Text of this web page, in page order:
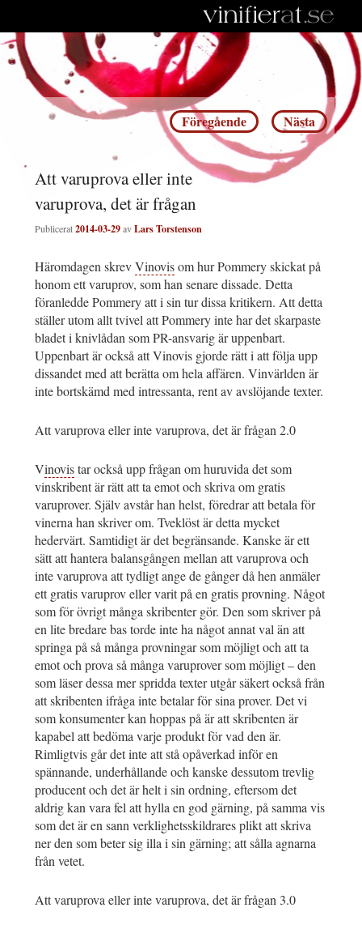
Inläggsnavigering
Föregående Nästa
Att varuprova eller inte
varuprova, det är frågan
Publicerat2014-03-29avLars Torstenson
Häromdagen skrevVinovisom hur Pommery skickat på
honom ett varuprov, som han senare dissade. Detta
föranledde Pommery att i sin tur dissa kritikern. Att detta
ställer utom allt tvivel att Pommery inte har det skarpaste
bladet i knivlådan som PR-ansvarig är uppenbart.
Uppenbart är också att Vinovis gjorde rätt i att följa upp
dissandet med att berätta om hela affären. Vinvärlden är
inte bortskämd med intressanta, rent av avslöjande texter.
Att varuprova eller inte varuprova, det är frågan 2.0
Vinovistar också upp frågan om huruvida det som
vinskribent är rätt att ta emot och skriva om gratis
varuprover. Själv avstår han helst, föredrar att betala för
vinerna han skriver om. Tveklöst är detta mycket
hedervärt. Samtidigt är det begränsande. Kanske är ett
sätt att hantera balansgången mellan att varuprova och
inte varuprova att tydligt ange de gånger då hen anmäler
ett gratis varuprov eller varit på en gratis provning. Något
som för övrigt många skribenter gör. Den som skriver på
en lite bredare bas torde inte ha något annat val än att
springa på så många provningar som möjligt och att ta
emot och prova så många varuprover som möjligt – den
som läser dessa mer spridda texter utgår säkert också från
att skribenten ifråga inte betalar för sina prover. Det vi
som konsumenter kan hoppas på är att skribenten är
kapabel att bedöma varje produkt för vad den är.
Rimligtvis går det inte att stå opåverkad inför en
spännande, underhållande och kanske dessutom trevlig
producent och det är helt i sin ordning, eftersom det
aldrig kan vara fel att hylla en god gärning, på samma vis
som det är en sann verklighetsskildrares plikt att skriva
ner den som beter sig illa i sin gärning; att sålla agnarna
från vetet.
Att varuprova eller inte varuprova, det är frågan 3.0